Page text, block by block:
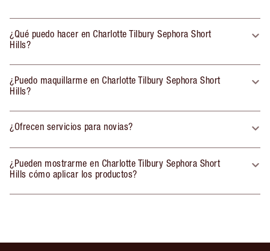
¿Qué puedo hacer en Charlotte Tilbury Sephora Short
Hills?
¿Puedo maquillarme en Charlotte Tilbury Sephora Short
Hills?
¿Ofrecen servicios para novias?
¿Pueden mostrarme en Charlotte Tilbury Sephora Short
Hills cómo aplicar los productos?